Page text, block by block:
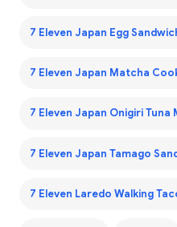
7 Eleven Japan Egg
7 Eleven Japan Matcha
7 Eleven Japan Onigiri Tuna
7 Eleven Japan Tamago
7 Eleven Laredo Walking